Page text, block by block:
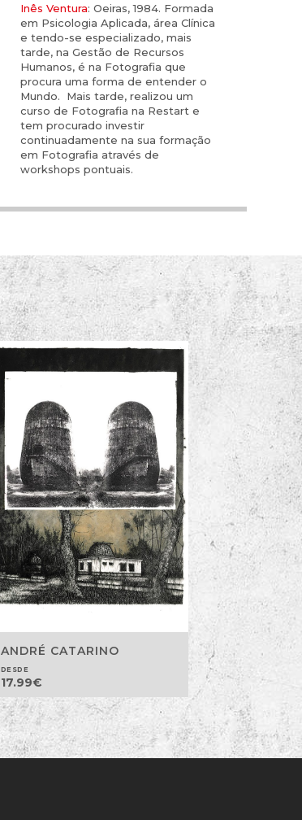
Inês Ventura: Oeiras, 1984. Formada
em Psicologia Aplicada, área Clínica
e tendo-se especializado, mais
tarde, na Gestão de Recursos
Humanos, é na Fotografia que
procura uma forma de entender o
Mundo. Mais tarde, realizou um
curso de Fotografia na Restart e
tem procurado investir
continuadamente na sua formação
em Fotografia através de
workshops pontuais.
ANDRÉ CATARINO
DESDE
17.99€